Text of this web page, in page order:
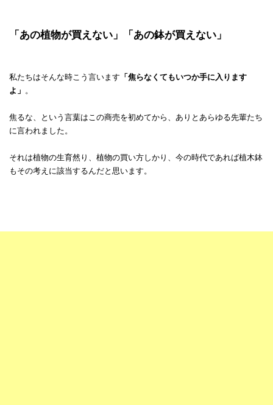
「あの植物が買えない」「あの鉢が買えない」
私たちはそんな時こう言います 「焦らなくてもいつか手に入ります
よ」 。
焦るな、という言葉はこの商売を初めてから、ありとあらゆる先輩たち
に言われました。
それは植物の生育然り、植物の買い方しかり、今の時代であれば植木鉢
もその考えに該当するんだと思います。